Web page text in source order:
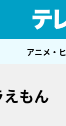
アニメ・
えもん